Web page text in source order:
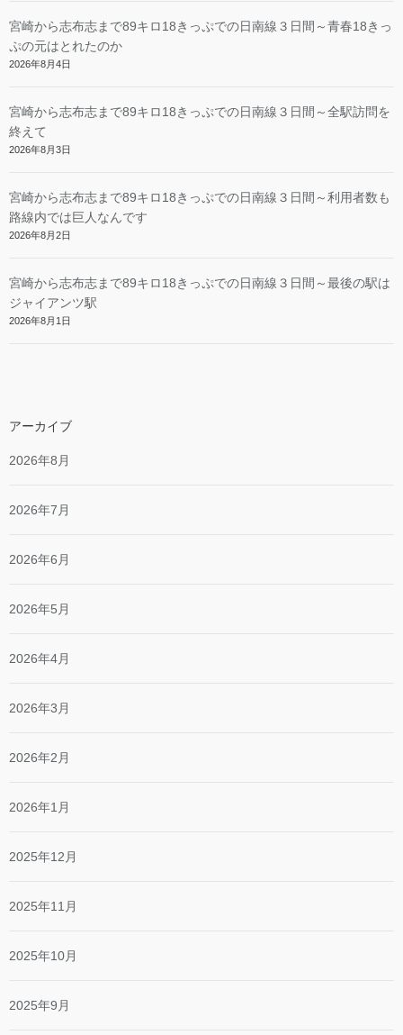
宮崎から志布志まで89キロ18きっぷでの日南線３日間～青春18きっ
ぷの元はとれたのか
2026年8月4日
宮崎から志布志まで89キロ18きっぷでの日南線３日間～全駅訪問を
終えて
2026年8月3日
宮崎から志布志まで89キロ18きっぷでの日南線３日間～利用者数も
路線内では巨人なんです
2026年8月2日
宮崎から志布志まで89キロ18きっぷでの日南線３日間～最後の駅は
ジャイアンツ駅
2026年8月1日
アーカイブ
2026年8月
2026年7月
2026年6月
2026年5月
2026年4月
2026年3月
2026年2月
2026年1月
2025年12月
2025年11月
2025年10月
2025年9月